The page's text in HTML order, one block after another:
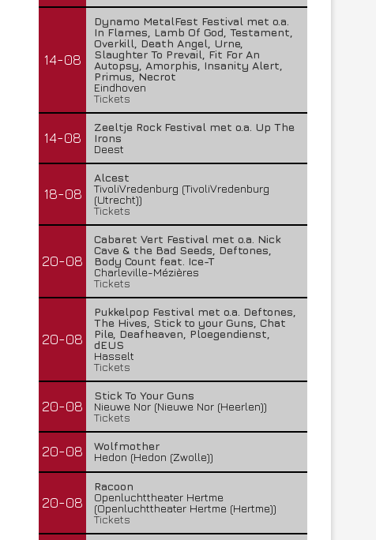
14-08
Dynamo MetalFest Festival met o.a.
In Flames, Lamb Of God, Testament,
Overkill, Death Angel, Urne,
Slaughter To Prevail, Fit For An
Autopsy, Amorphis, Insanity Alert,
Primus, Necrot
Eindhoven
Tickets
14-08
Zeeltje Rock Festival met o.a. Up The
Irons
Deest
18-08
Alcest
TivoliVredenburg (TivoliVredenburg
(Utrecht))
Tickets
20-08
Cabaret Vert Festival met o.a. Nick
Cave & the Bad Seeds, Deftones,
Body Count feat. Ice-T
Charleville-Mézières
Tickets
20-08
Pukkelpop Festival met o.a. Deftones,
The Hives, Stick to your Guns, Chat
Pile, Deafheaven, Ploegendienst,
dEUS
Hasselt
Tickets
20-08
Stick To Your Guns
Nieuwe Nor (Nieuwe Nor (Heerlen))
Tickets
20-08
Wolfmother
Hedon (Hedon (Zwolle))
20-08
Racoon
Openluchttheater Hertme
(Openluchttheater Hertme (Hertme))
Tickets